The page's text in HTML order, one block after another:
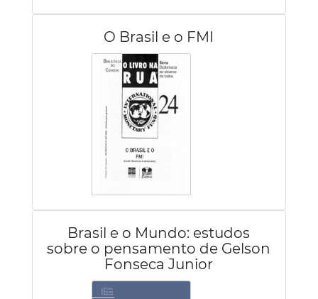
O Brasil e o FMI
Brasil e o Mundo: estudos
sobre o pensamento de Gelson
Fonseca Junior